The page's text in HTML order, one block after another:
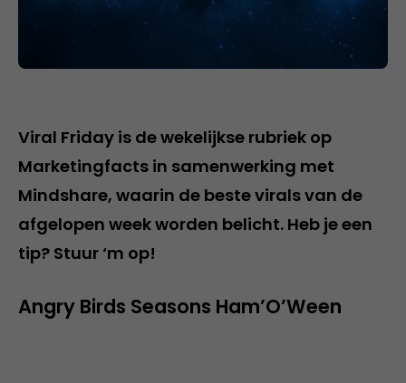
Viral Friday is de wekelijkse rubriek op
Marketingfacts in samenwerking met
Mindshare, waarin de beste virals van de
afgelopen week worden belicht. Heb je een
tip? Stuur ‘m op!
Angry Birds Seasons Ham’O’Ween